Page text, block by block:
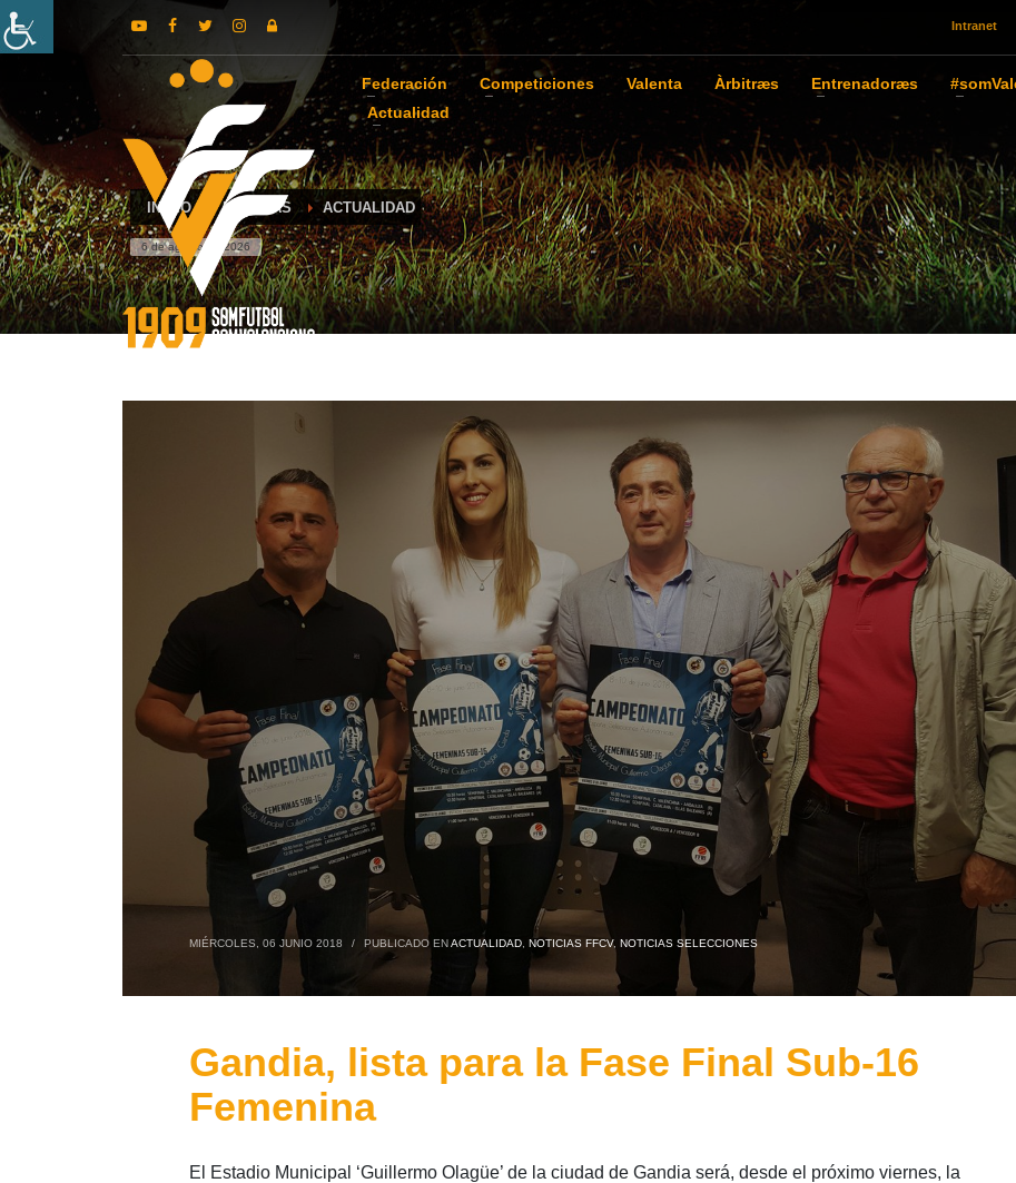
Intranet
Federación Competiciones Valenta Àrbitræs Entrenadoræs
Actualidad
INICIO NOTICIAS ACTUALIDAD
6 de agosto de 2026
MIÉRCOLES, 06 JUNIO 2018 / PUBLICADO ENACTUALIDAD, NOTICIAS FFCV, NOTICIAS SELECCIONES
Gandia, lista para la Fase Final Sub-16
Femenina
El Estadio Municipal ‘Guillermo Olagüe’ de la ciudad de Gandia será, desde el próximo viernes, la